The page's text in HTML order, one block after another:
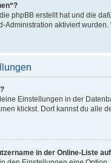
phpBB erstellt hat und die
Administration aktiviert
Einstellungen in der
klickst. Dort kannst du alle
in der Online-Liste